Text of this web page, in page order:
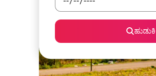
ಹುಡುಕಿ